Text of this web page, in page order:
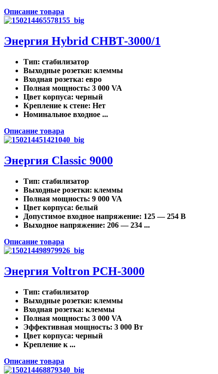
Описание товара
Энергия Нybrid CНВТ-3000/1
Тип: стабилизатор
Выходные розетки: клеммы
Входная розетка: евро
Полная мощность: 3 000 VA
Цвет корпуса: черный
Крепление к стене: Нет
Номинальное входное ...
Описание товара
Энергия Classic 9000
Тип: стабилизатор
Выходные розетки: клеммы
Полная мощность: 9 000 VA
Цвет корпуса: белый
Допустимое входное напряжение: 125 — 254 В
Выходное напряжение: 206 — 234 ...
Описание товара
Энергия Voltron РСН-3000
Тип: стабилизатор
Выходные розетки: клеммы
Входная розетка: клеммы
Полная мощность: 3 000 VA
Эффективная мощность: 3 000 Вт
Цвет корпуса: черный
Крепление к ...
Описание товара